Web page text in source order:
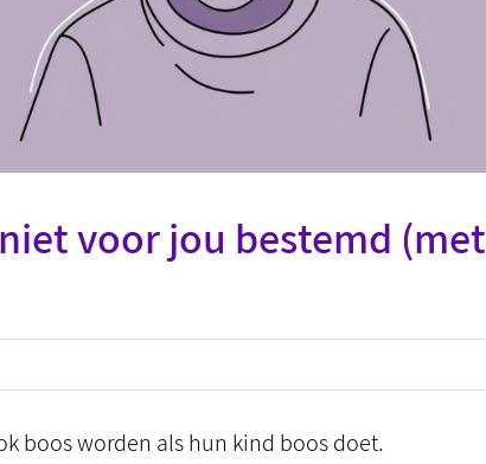
voor jou bestemd (met
boos worden als hun kind boos doet.